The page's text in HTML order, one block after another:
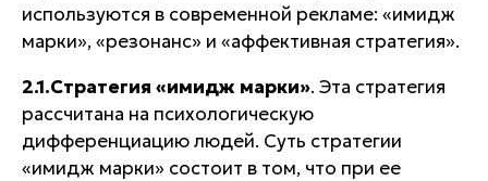
используются в современной рекламе: «имидж
марки», «резонанс» и «аффективная стратегия».
2.1.Стратегия «имидж марки». Эта стратегия
рассчитана на психологическую
дифференциацию людей. Суть стратегии
«имидж марки» состоит в том, что при ее